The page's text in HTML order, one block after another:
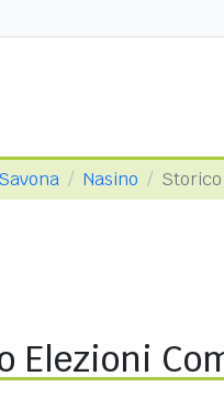
Nasino
Elezioni